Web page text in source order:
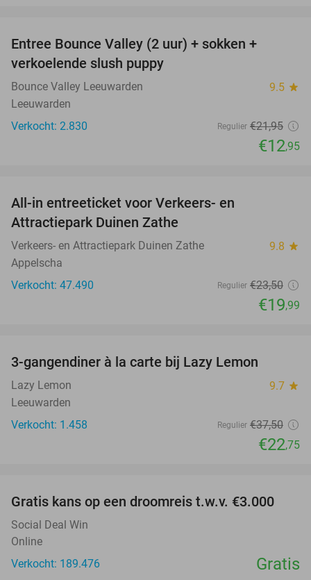
Entree Bounce Valley (2 uur) + sokken +
verkoelende slush puppy
Bounce Valley Leeuwarden 9.5 star
Leeuwarden
Verkocht: 2.830
Regulier €21,95
€12,95
All-in entreeticket voor Verkeers- en
Attractiepark Duinen Zathe
Verkeers- en Attractiepark Duinen Zathe 9.8 star
Appelscha
Verkocht: 47.490
Regulier €23,50
€19,99
3-gangendiner à la carte bij Lazy Lemon
Lazy Lemon 9.7 star
Leeuwarden
Verkocht: 1.458
Regulier €37,50
€22,75
Gratis kans op een droomreis t.w.v. €3.000
Social Deal Win
Online
Verkocht: 189.476
Gratis